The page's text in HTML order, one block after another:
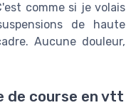
comme si je volais
de haute
Aucune douleur,
de course en vtt